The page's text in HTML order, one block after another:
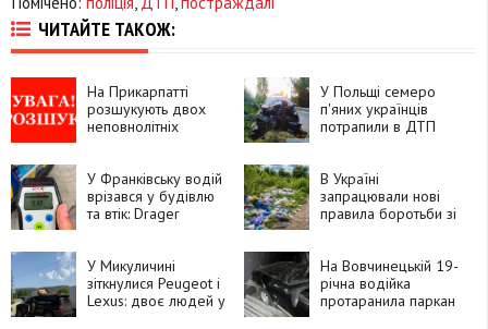
ЧИТАЙТЕ ТАКОЖ:
На Прикарпатті
розшукують двох
неповнолітніх
У Польщі семеро
п'яних українців
потрапили в ДТП
У Франківську водій
врізався у будівлю
та втік: Drager
В Україні
запрацювали нові
правила боротьби зі
У Микуличині
зіткнулися Peugeot і
Lexus: двоє людей у
На Вовчинецькій 19-
річна водійка
протаранила паркан